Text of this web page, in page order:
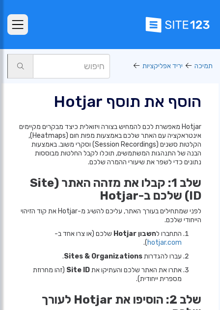
תמיכה יריד אפליקציות
הוסף את תוסף Hotjar
Hotjar מאפשרת לכם להמחיש בצורה ויזואלית כיצד מבקרים מקיימים
אינטראקציה עם האתר שלכם באמצעות מפות חום (Heatmaps),
הקלטות סשנים (Session Recordings) וסקרי משוב. באמצעות
הבנה של התנהגות המשתמשים, תוכלו לקבל החלטות מבוססות
נתונים כדי לשפר את שיעורי ההמרה שלכם.
שלב 1: קבלו את מזהה האתר (Site
ID) שלכם ב-Hotjar
לפני שמתחילים בעורך האתר, עליכם להשיג מ-Hotjar את קוד הזיהוי
הייחודי שלכם.
התחברו לחשבון Hotjar
שלכם (או צרו אחד ב-
hotjar.com
).
עברו להגדרותSites & Organizations
.
אתרו את האתר שלכם והעתיקו אתSite ID (זהו מחרוזת
מספרית ייחודית).
שלב 2: הוסיפו את Hotjar לעורך